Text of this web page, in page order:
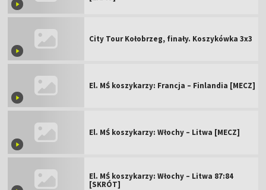
City Tour Kołobrzeg, finały. Koszykówka 3x3
El. MŚ koszykarzy: Francja – Finlandia [MECZ]
El. MŚ koszykarzy: Włochy – Litwa [MECZ]
El. MŚ koszykarzy: Włochy – Litwa 87:84
[SKRÓT]